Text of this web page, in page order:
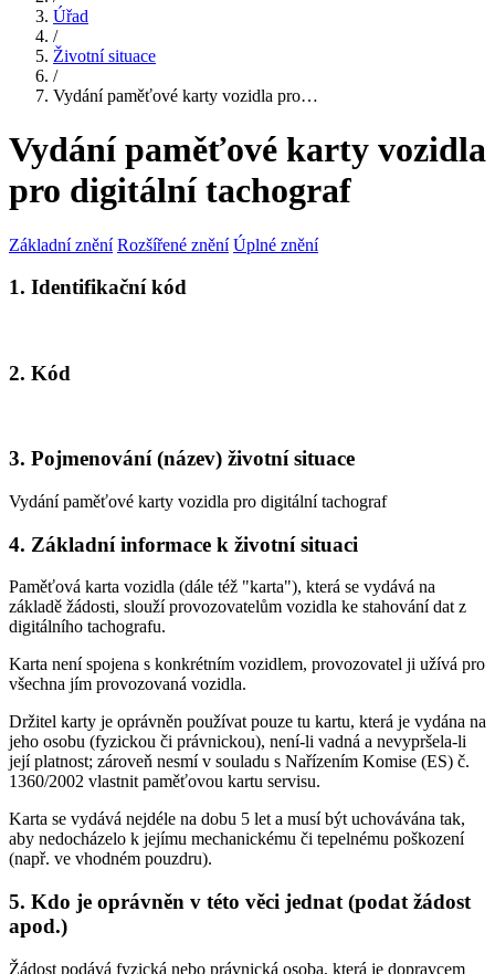
Úřad
/
Životní situace
/
Vydání paměťové karty vozidla pro…
Vydání paměťové karty vozidla
pro digitální tachograf
Základní znění Rozšířené znění Úplné znění
1. Identifikační kód
2. Kód
3. Pojmenování (název) životní situace
Vydání paměťové karty vozidla pro digitální tachograf
4. Základní informace k životní situaci
Paměťová karta vozidla (dále též "karta"), která se vydává na
základě žádosti, slouží provozovatelům vozidla ke stahování dat z
digitálního tachografu.
Karta není spojena s konkrétním vozidlem, provozovatel ji užívá pro
všechna jím provozovaná vozidla.
Držitel karty je oprávněn používat pouze tu kartu, která je vydána na
jeho osobu (fyzickou či právnickou), není-li vadná a nevypršela-li
její platnost; zároveň nesmí v souladu s Nařízením Komise (ES) č.
1360/2002 vlastnit paměťovou kartu servisu.
Karta se vydává nejdéle na dobu 5 let a musí být uchovávána tak,
aby nedocházelo k jejímu mechanickému či tepelnému poškození
(např. ve vhodném pouzdru).
5. Kdo je oprávněn v této věci jednat (podat žádost
apod.)
Žádost podává fyzická nebo právnická osoba, která je dopravcem